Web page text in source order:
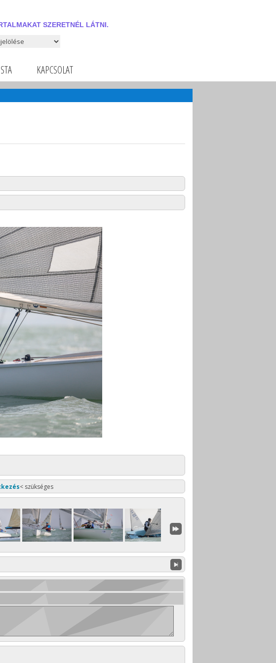
SZERETNÉL LÁTNI.
szeretnél látni.
KAPCSOLAT
< szükséges